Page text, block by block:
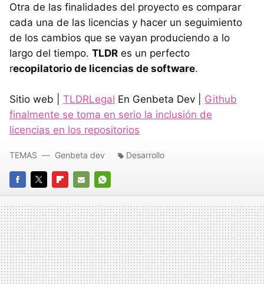
Otra de las finalidades del proyecto es comparar
cada una de las licencias y hacer un seguimiento
de los cambios que se vayan produciendo a lo
largo del tiempo. TLDR es un perfecto
recopilatorio de licencias de software.
Sitio web | TLDRLegal En Genbeta Dev | Github
finalmente se toma en serio la inclusión de
licencias en los repositorios
FACEBOOK
TWITTERFLIPBOARD
E-
MAIL
WHATSAPP
TEMAS Genbeta dev Desarrollo